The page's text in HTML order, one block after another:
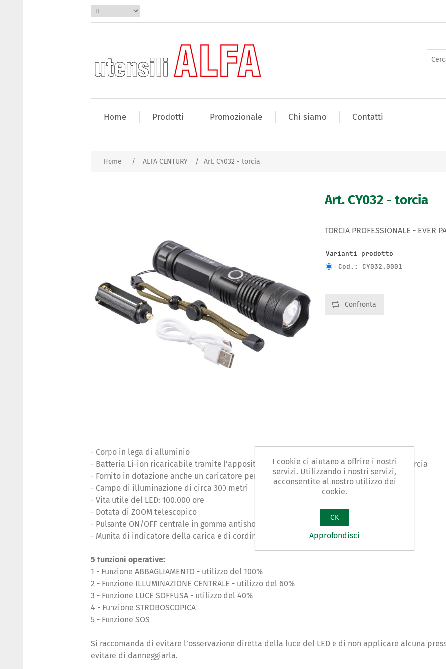
Home Prodotti Promozionale Chi siamo Contatti
Home / ALFA CENTURY / Art. CY032 - torcia
Art. CY032 - torcia
TORCIA PROFESSIONALE - EVER
Varianti prodotto
Cod.: CY032.0001
Confronta
- Corpo in lega di alluminio
- Batteria Li-ion ricaricabile tramite l’apposito cavetto USB fornito in dotazione con la torcia
- Fornito in dotazione anche un caricatore per batterie normali Mini Stilo
- Campo di illuminazione di circa 300 metri
- Vita utile del LED: 100.000 ore
- Dotata di ZOOM telescopico
- Pulsante ON/OFF centrale in gomma antishock
- Munita di indicatore della carica e di cordino regolabile e appendibile
5 funzioni operative:
1 - Funzione ABBAGLIAMENTO - utilizzo del 100%
2 - Funzione ILLUMINAZIONE CENTRALE - utilizzo del 60%
3 - Funzione LUCE SOFFUSA - utilizzo del 40%
4 - Funzione STROBOSCOPICA
5 - Funzione SOS
Si raccomanda di evitare l’osservazione diretta della luce del LED e di non applicare alcuna
evitare di danneggiarla.
I cookie ci aiutano a offrire i nostri
servizi. Utilizzando i nostri servizi,
acconsentite al nostro utilizzo dei
cookie.
OK
Approfondisci